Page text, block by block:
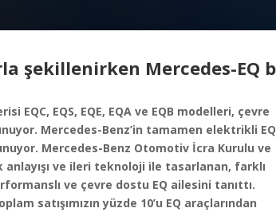
şekillenirken Mercedes-EQ
EQS, EQE, EQA ve EQB modelleri, çevre
Mercedes-Benz’in tamamen elektrikli EQ
Mercedes-Benz Otomotiv İcra Kurulu ve
ve ileri teknoloji ile tasarlanan, farklı
ve çevre dostu EQ ailesini tanıttı.
satışımızın yüzde 10’u EQ araçlarından